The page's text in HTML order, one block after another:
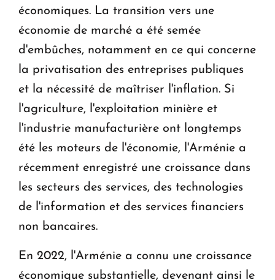
économiques. La transition vers une
économie de marché a été semée
d'embûches, notamment en ce qui concerne
la privatisation des entreprises publiques
et la nécessité de maîtriser l'inflation. Si
l'agriculture, l'exploitation minière et
l'industrie manufacturière ont longtemps
été les moteurs de l'économie, l'Arménie a
récemment enregistré une croissance dans
les secteurs des services, des technologies
de l'information et des services financiers
non bancaires.
En 2022, l'Arménie a connu une croissance
économique substantielle, devenant ainsi le